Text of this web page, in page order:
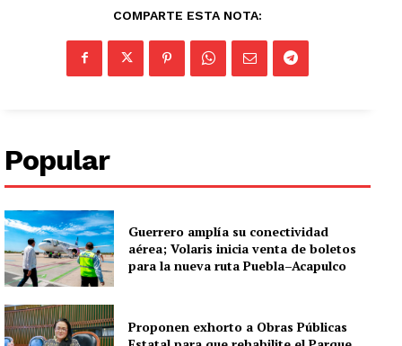
COMPARTE ESTA NOTA:
Popular
Guerrero amplía su conectividad
aérea; Volaris inicia venta de boletos
para la nueva ruta Puebla–Acapulco
Proponen exhorto a Obras Públicas